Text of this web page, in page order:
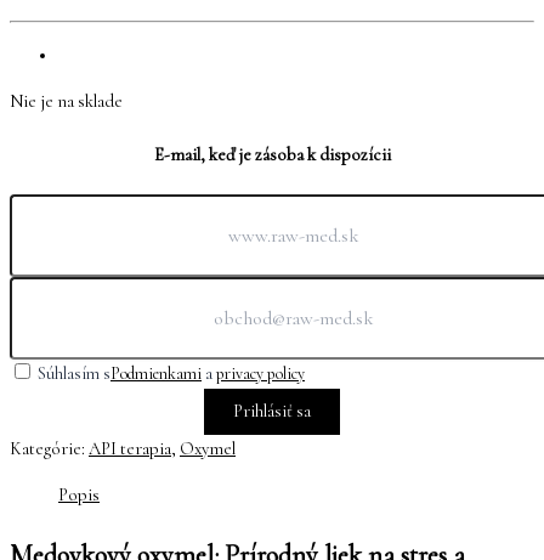
Nie je na sklade
E-mail, keď je zásoba k dispozícii
Súhlasím sPodmienkami aprivacy policy
Prihlásiť sa
Kategórie: API terapia, Oxymel
Popis